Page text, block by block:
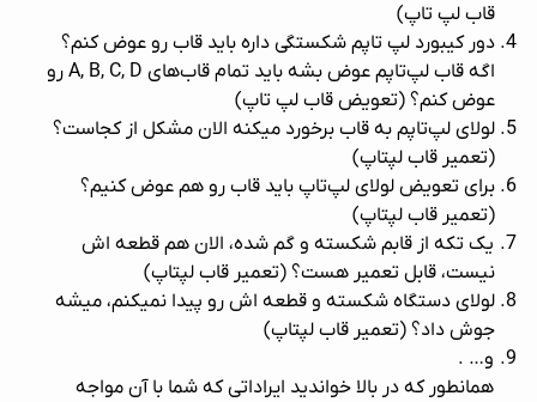
قاب لپ تاپ)
دور کیبورد لپ تاپم شکستگی داره باید قاب رو عوض کنم؟
اگه قاب لپ‌تاپم عوض بشه باید تمام قاب‌های A, B, C, D رو
عوض کنم؟ (تعویض قاب لپ‌ تاپ)
لولای لپ‌تاپم به قاب برخورد میکنه الان مشکل از کجاست؟
(تعمیر قاب لپتاپ)
برای تعویض لولای لپ‌تاپ باید قاب رو هم عوض کنیم؟
(تعمیر قاب لپتاپ)
یک تکه از قابم شکسته و گم شده، الان هم قطعه اش
نیست، قابل تعمیر هست؟ (تعمیر قاب لپتاپ)
لولای دستگاه شکسته و قطعه اش رو پیدا نمیکنم، میشه
جوش داد؟ (تعمیر قاب لپتاپ)
و… .
همانطور که در بالا خواندید ایراداتی که شما با آن مواجه